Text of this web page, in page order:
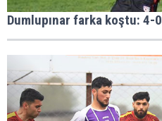
Dumlupınar farka koştu: 4-0